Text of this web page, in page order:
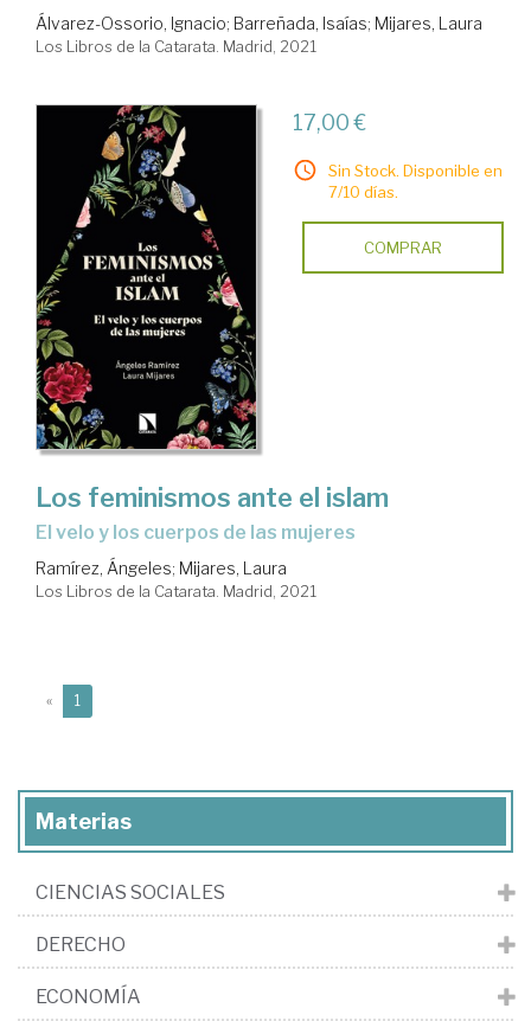
Álvarez-Ossorio, Ignacio; Barreñada, Isaías; Mijares, Laura
Los Libros de la Catarata. Madrid, 2021
17,00 €
Sin Stock. Disponible en
7/10 días.
COMPRAR
Los feminismos ante el islam
el velo y los cuerpos de las mujeres
Ramírez, Ángeles; Mijares, Laura
Los Libros de la Catarata. Madrid, 2021
« 1
Materias
CIENCIAS SOCIALES
DERECHO
ECONOMÍA